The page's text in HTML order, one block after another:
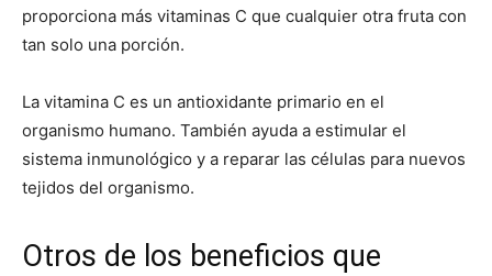
proporciona más vitaminas C que cualquier otra fruta con
tan solo una porción.
La vitamina C es un antioxidante primario en el
organismo humano. También ayuda a estimular el
sistema inmunológico y a reparar las células para nuevos
tejidos del organismo.
Otros de los beneficios que